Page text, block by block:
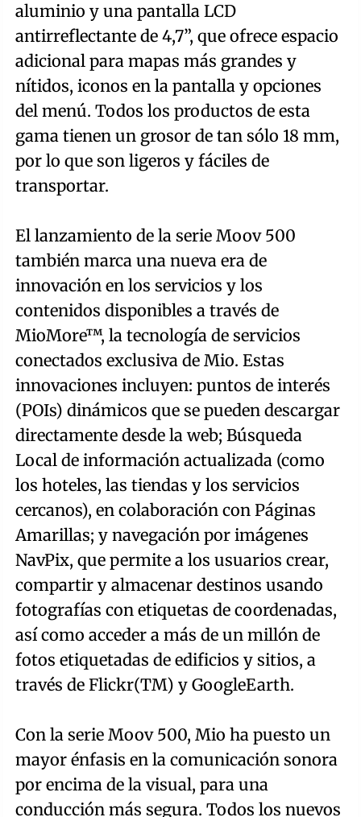
aluminio y una pantalla LCD
antirreflectante de 4,7”, que ofrece espacio
adicional para mapas más grandes y
nítidos, iconos en la pantalla y opciones
del menú. Todos los productos de esta
gama tienen un grosor de tan sólo 18 mm,
por lo que son ligeros y fáciles de
transportar.
El lanzamiento de la serie Moov 500
también marca una nueva era de
innovación en los servicios y los
contenidos disponibles a través de
MioMore™, la tecnología de servicios
conectados exclusiva de Mio. Estas
innovaciones incluyen: puntos de interés
(POIs) dinámicos que se pueden descargar
directamente desde la web; Búsqueda
Local de información actualizada (como
los hoteles, las tiendas y los servicios
cercanos), en colaboración con Páginas
Amarillas; y navegación por imágenes
NavPix, que permite a los usuarios crear,
compartir y almacenar destinos usando
fotografías con etiquetas de coordenadas,
así como acceder a más de un millón de
fotos etiquetadas de edificios y sitios, a
través de Flickr(TM) y GoogleEarth.
Con la serie Moov 500, Mio ha puesto un
mayor énfasis en la comunicación sonora
por encima de la visual, para una
conducción más segura. Todos los nuevos